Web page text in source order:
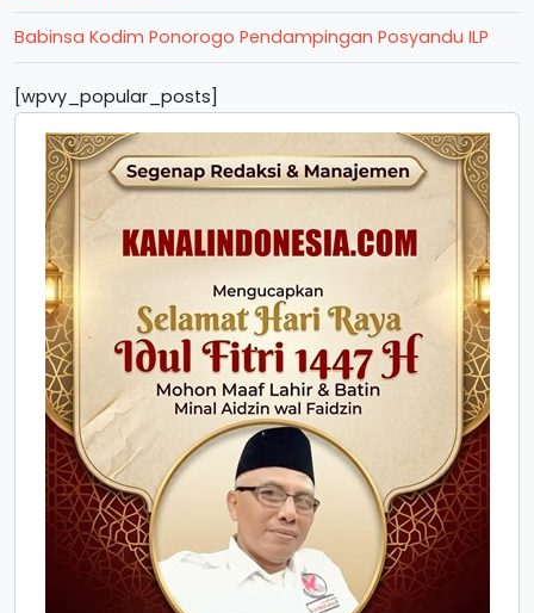
Babinsa Kodim Ponorogo Pendampingan Posyandu ILP
[wpvy_popular_posts]